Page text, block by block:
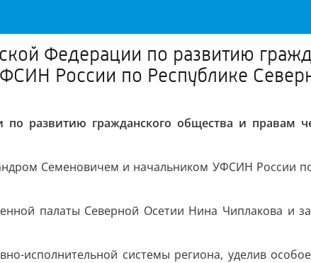
Федерации по развитию
России по Республике
по развитию гражданского общества и правам
Семеновичем и начальником УФСИН России
палаты Северной Осетии Нина Чиплакова и
исполнительной системы региона, уделив